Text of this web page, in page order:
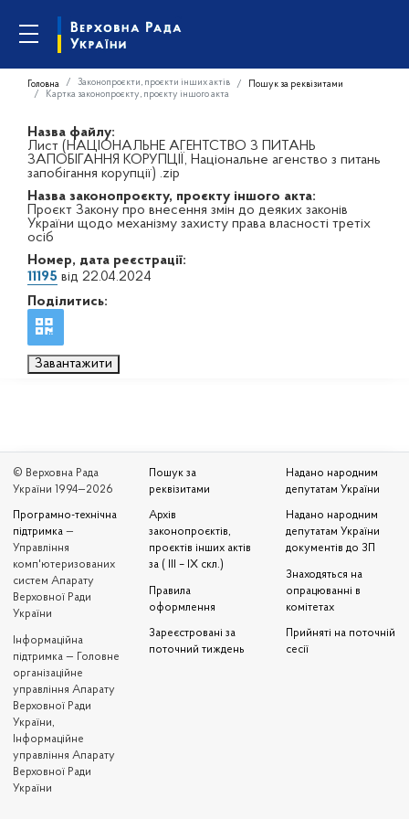
Головна Законопроєкти, проєкти інших актів
Пошук за реквізитами
Картка законопроєкту, проєкту іншого акта
Назва файлу:
Лист (НАЦІОНАЛЬНЕ АГЕНТСТВО З ПИТАНЬ
ЗАПОБІГАННЯ КОРУПЦІЇ, Національне агенство з питань
запобігання корупції) .zip
Назва законопроєкту, проєкту іншого акта:
Проєкт Закону про внесення змін до деяких законів
України щодо механізму захисту права власності третіх
осіб
Номер, дата реєстрації:
11195 від 22.04.2024
Поділитись:
Завантажити
© Верховна Рада
України 1994—2026
Програмно-технічна
підтримка —
Управління
комп'ютеризованих
систем Апарату
Верховної Ради
України
Iнформаційна
підтримка — Головне
організаційне
управління Апарату
Верховної Ради
України,
Інформаційне
управління Апарату
Верховної Ради
України
Пошук за
реквізитами
Архів
законопроєктів,
проєктів інших актів
за ( III – IX скл.)
Правила
оформлення
Зареєстровані за
поточний тиждень
Надано народним
депутатам України
Надано народним
депутатам України
документів до ЗП
Знаходяться на
опрацюванні в
комітетах
Прийняті на поточній
сесії